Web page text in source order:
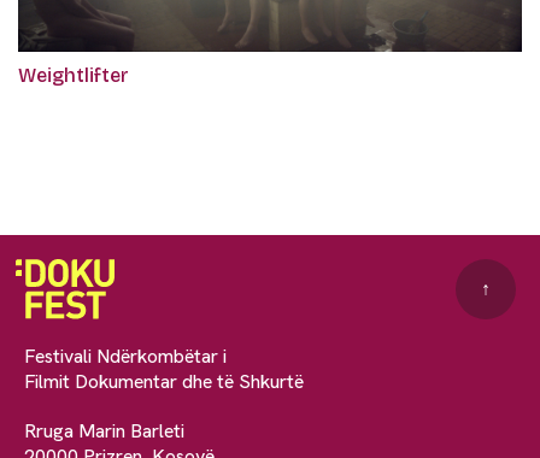
Weightlifter
Festivali Ndërkombëtar i
Filmit Dokumentar dhe të Shkurtë
Rruga Marin Barleti
↑